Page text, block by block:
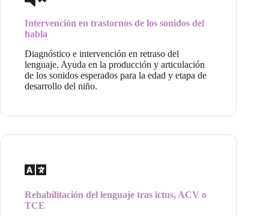
Intervención en trastornos de los sonidos del
habla
Diagnóstico e intervención en retraso del
lenguaje. Ayuda en la producción y articulación
de los sonidos esperados para la edad y etapa de
desarrollo del niño.
Rehabilitación del lenguaje tras ictus, ACV o
TCE